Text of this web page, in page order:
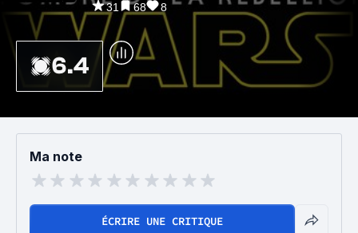
31 68 8
6.4
Ma note
ÉCRIRE UNE CRITIQUE